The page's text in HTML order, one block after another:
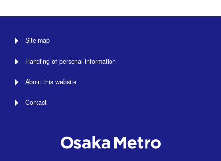
Site map
Handling of personal information
About this website
Contact